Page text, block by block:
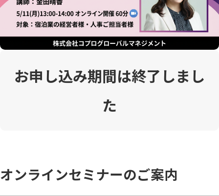
お申し込み期間は終了しまし
た
オンラインセミナーのご案内